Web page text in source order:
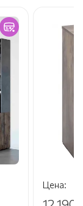
Цена: